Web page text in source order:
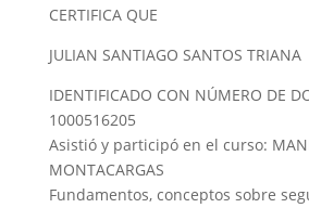
CERTIFICA QUE
JULIAN SANTIAGO SANTOS TRIANA
IDENTIFICADO CON NÚMERO DE
1000516205
Asistió y participó en el curso:
MONTACARGAS
Fundamentos, conceptos sobre